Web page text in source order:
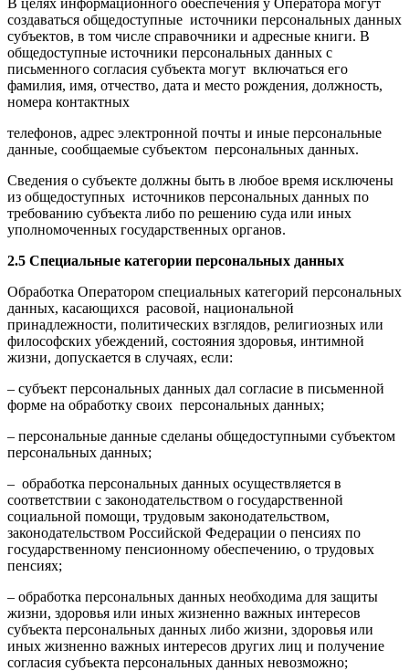
В целях информационного обеспечения у Оператора могут
создаваться общедоступные источники персональных данных
субъектов, в том числе справочники и адресные книги. В
общедоступные источники персональных данных с
письменного согласия субъекта могут включаться его
фамилия, имя, отчество, дата и место рождения, должность,
номера контактных
телефонов, адрес электронной почты и иные персональные
данные, сообщаемые субъектом персональных данных.
Сведения о субъекте должны быть в любое время исключены
из общедоступных источников персональных данных по
требованию субъекта либо по решению суда или иных
уполномоченных государственных органов.
2.5 Специальные категории персональных данных
Обработка Оператором специальных категорий персональных
данных, касающихся расовой, национальной
принадлежности, политических взглядов, религиозных или
философских убеждений, состояния здоровья, интимной
жизни, допускается в случаях, если:
– субъект персональных данных дал согласие в письменной
форме на обработку своих персональных данных;
– персональные данные сделаны общедоступными субъектом
персональных данных;
– обработка персональных данных осуществляется в
соответствии с законодательством о государственной
социальной помощи, трудовым законодательством,
законодательством Российской Федерации о пенсиях по
государственному пенсионному обеспечению, о трудовых
пенсиях;
– обработка персональных данных необходима для защиты
жизни, здоровья или иных жизненно важных интересов
субъекта персональных данных либо жизни, здоровья или
иных жизненно важных интересов других лиц и получение
согласия субъекта персональных данных невозможно;